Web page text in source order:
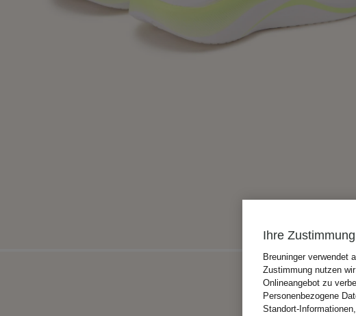
Ihre
Breuninger verwendet
Zustimmung nutzen
Onlineangebot zu
Personenbezogene
Standort-